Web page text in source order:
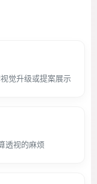
觉升级或提案展示
透视的麻烦